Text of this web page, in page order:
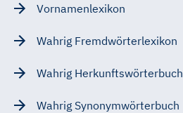
Vornamenlexikon
Wahrig Fremdwörterlexikon
Wahrig Herkunftswörterbuch
Wahrig Synonymwörterbuch